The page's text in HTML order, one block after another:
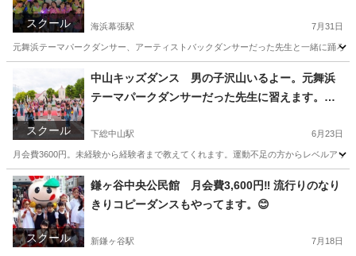
スクール 海浜幕張駅 7月31日
元舞浜テーマパークダンサー、アーティストバックダンサーだった先生と一緒に踊ろ
海浜幕張駅 運動不足
スクール
中山キッズダンス 男の子沢山いるよー。元舞浜
テーマパークダンサーだった先生に習えます。✨
下総中山駅 6月23日
月会費3600円。未経験から経験者まで教えてくれます。運動不足の方からレベルア
千葉 船橋市 下総中山駅 ダンス 運動不足
スクール
鎌ヶ谷中央公民館 月会費3,600円‼︎ 流行りのなり
きりコピーダンスもやってます。😊
新鎌ヶ谷駅 7月18日